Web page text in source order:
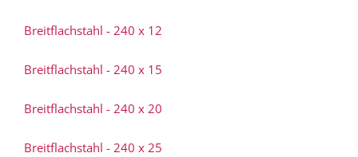
Breitflachstahl - 240 x 12
Breitflachstahl - 240 x 15
Breitflachstahl - 240 x 20
Breitflachstahl - 240 x 25